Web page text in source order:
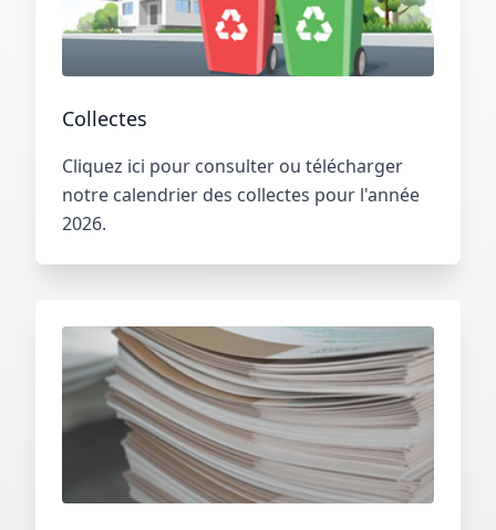
Collectes
Cliquez ici pour consulter ou télécharger
notre calendrier des collectes pour l'année
2026.